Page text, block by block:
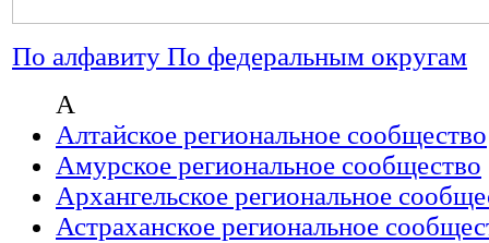
По алфавиту По федеральным округам
А
Алтайское региональное сообщество
Амурское региональное сообщество
Архангельское региональное
Астраханское региональное